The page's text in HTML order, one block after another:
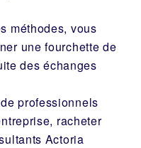
méthodes, vous
une fourchette de
des échanges
professionnels
racheter
Actoria